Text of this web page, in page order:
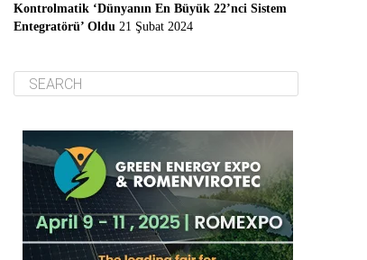
Kontrolmatik ‘Dünyanın En Büyük 22’nci Sistem
Entegratörü’ Oldu 21 Şubat 2024